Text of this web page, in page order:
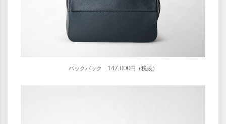
バックパック 147,000円（税抜）